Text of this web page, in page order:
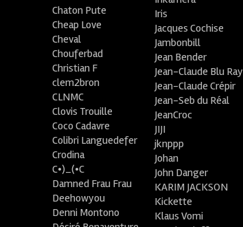
Chaton Pute
Cheap Love
Cheval
Chouferbad
Christian F
clem2bron
CLNMC
Clovis Trouille
Coco Cadavre
Colibri Languedefer
Crodina
C•)_(•C
Damned Frau Frau
Deehowyou
Denni Montono
Iris
Jacques Cochise
Jambonbill
Jean Bender
Jean-Claude Blu Ray
Jean-Claude Crépir
Jean-Seb du Réal
JeanCroc
JIJI
jknppp
Johan
John Danger
KARIM JACKSON
Kickette
Klaus Vomi